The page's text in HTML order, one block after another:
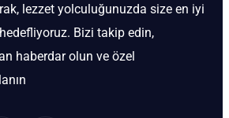
lezzet yolculuğunuzda size en iyi
Bizi takip edin,
haberdar olun ve özel